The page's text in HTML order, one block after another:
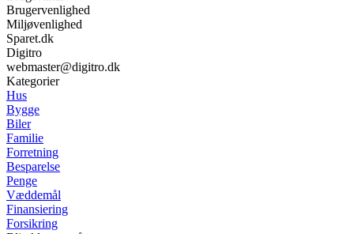
Brugervenlighed
Miljøvenlighed
Sparet.dk
Digitro
webmaster@digitro.dk
Kategorier
Hus
Bygge
Biler
Familie
Forretning
Besparelse
Penge
Væddemål
Finansiering
Forsikring